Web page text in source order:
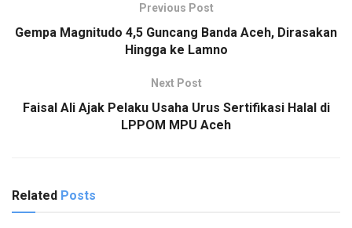
Previous Post
Gempa Magnitudo 4,5 Guncang Banda Aceh, Dirasakan
Hingga ke Lamno
Next Post
Faisal Ali Ajak Pelaku Usaha Urus Sertifikasi Halal di
LPPOM MPU Aceh
Related Posts